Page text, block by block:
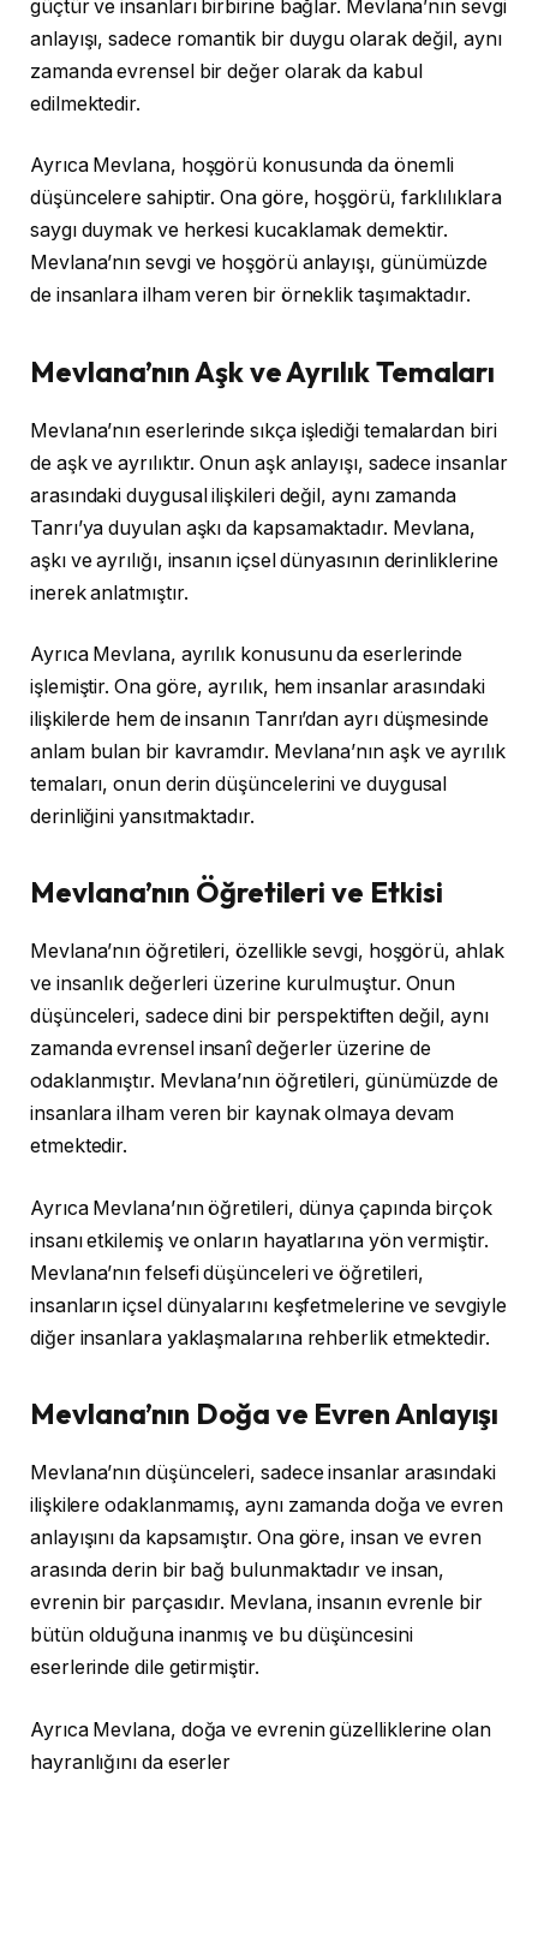
güçtür ve insanları birbirine bağlar. Mevlana’nın sevgi
anlayışı, sadece romantik bir duygu olarak değil, aynı
zamanda evrensel bir değer olarak da kabul
edilmektedir.
Ayrıca Mevlana, hoşgörü konusunda da önemli
düşüncelere sahiptir. Ona göre, hoşgörü, farklılıklara
saygı duymak ve herkesi kucaklamak demektir.
Mevlana’nın sevgi ve hoşgörü anlayışı, günümüzde
de insanlara ilham veren bir örneklik taşımaktadır.
Mevlana’nın Aşk ve Ayrılık Temaları
Mevlana’nın eserlerinde sıkça işlediği temalardan biri
de aşk ve ayrılıktır. Onun aşk anlayışı, sadece insanlar
arasındaki duygusal ilişkileri değil, aynı zamanda
Tanrı’ya duyulan aşkı da kapsamaktadır. Mevlana,
aşkı ve ayrılığı, insanın içsel dünyasının derinliklerine
inerek anlatmıştır.
Ayrıca Mevlana, ayrılık konusunu da eserlerinde
işlemiştir. Ona göre, ayrılık, hem insanlar arasındaki
ilişkilerde hem de insanın Tanrı’dan ayrı düşmesinde
anlam bulan bir kavramdır. Mevlana’nın aşk ve ayrılık
temaları, onun derin düşüncelerini ve duygusal
derinliğini yansıtmaktadır.
Mevlana’nın Öğretileri ve Etkisi
Mevlana’nın öğretileri, özellikle sevgi, hoşgörü, ahlak
ve insanlık değerleri üzerine kurulmuştur. Onun
düşünceleri, sadece dini bir perspektiften değil, aynı
zamanda evrensel insanî değerler üzerine de
odaklanmıştır. Mevlana’nın öğretileri, günümüzde de
insanlara ilham veren bir kaynak olmaya devam
etmektedir.
Ayrıca Mevlana’nın öğretileri, dünya çapında birçok
insanı etkilemiş ve onların hayatlarına yön vermiştir.
Mevlana’nın felsefi düşünceleri ve öğretileri,
insanların içsel dünyalarını keşfetmelerine ve sevgiyle
diğer insanlara yaklaşmalarına rehberlik etmektedir.
Mevlana’nın Doğa ve Evren Anlayışı
Mevlana’nın düşünceleri, sadece insanlar arasındaki
ilişkilere odaklanmamış, aynı zamanda doğa ve evren
anlayışını da kapsamıştır. Ona göre, insan ve evren
arasında derin bir bağ bulunmaktadır ve insan,
evrenin bir parçasıdır. Mevlana, insanın evrenle bir
bütün olduğuna inanmış ve bu düşüncesini
eserlerinde dile getirmiştir.
Ayrıca Mevlana, doğa ve evrenin güzelliklerine olan
hayranlığını da eserler